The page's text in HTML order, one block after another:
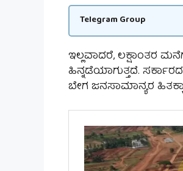
Telegram Group
ಇಲ್ಲವಾದರೆ, ಲಕ್ಷಾಂತರ
ಹಿನ್ನಡೆಯಾಗುತ್ತದೆ.
ಬೇಗ ಜನಸಾಮಾನ್ಯರ